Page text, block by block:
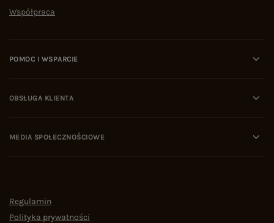
Współpraca
POMOC I WSPARCIE
OBSŁUGA KLIENTA
MEDIA SPOŁECZNOŚCIOWE
Regulamin
Polityka prywatności